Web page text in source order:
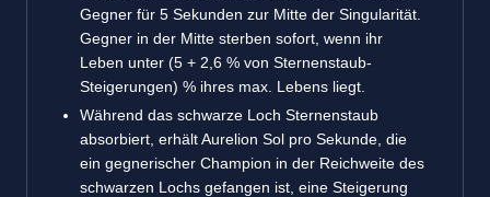
Gegner für 5 Sekunden zur Mitte der Singularität.
Gegner in der Mitte sterben sofort, wenn ihr
Leben unter (5 + 2,6 % von Sternenstaub-
Steigerungen) % ihres max. Lebens liegt.
Während das schwarze Loch Sternenstaub
absorbiert, erhält Aurelion Sol pro Sekunde, die
ein gegnerischer Champion in der Reichweite des
schwarzen Lochs gefangen ist, eine Steigerung